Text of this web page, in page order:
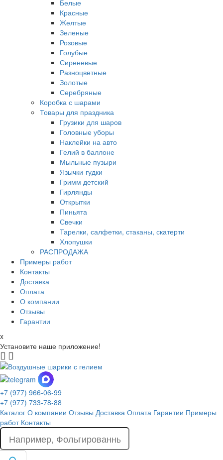
Белые
Красные
Желтые
Зеленые
Розовые
Голубые
Сиреневые
Разноцветные
Золотые
Серебряные
Коробка с шарами
Товары для праздника
Грузики для шаров
Головные уборы
Наклейки на авто
Гелий в баллоне
Мыльные пузыри
Язычки-гудки
Гримм детский
Гирлянды
Открытки
Пиньята
Свечки
Тарелки, салфетки, стаканы, скатерти
Хлопушки
РАСПРОДАЖА
Примеры работ
Контакты
Доставка
Оплата
О компании
Отзывы
Гарантии
x
Установите наше приложение!
+7 (977) 966-06-99
+7 (977) 733-78-88
Каталог О компании Отзывы Доставка Оплата Гарантии Примеры
работ Контакты